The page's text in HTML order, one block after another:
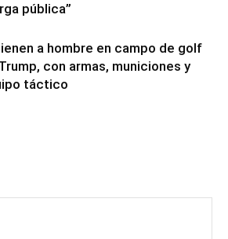
pública”
a hombre en campo de golf
con armas, municiones y
táctico